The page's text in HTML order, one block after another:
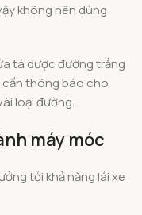
không nên dùng
tá dược đường trắng
cần thông báo cho
loại đường.
máy móc
tới khả năng lái xe